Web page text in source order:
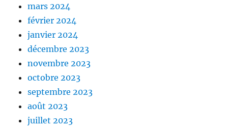
mars 2024
février 2024
janvier 2024
décembre 2023
novembre 2023
octobre 2023
septembre 2023
août 2023
juillet 2023